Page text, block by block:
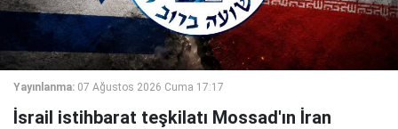
Yayınlanma: 07 Ağustos 2026 Cuma 17:17
İsrail istihbarat teşkilatı Mossad'ın İran